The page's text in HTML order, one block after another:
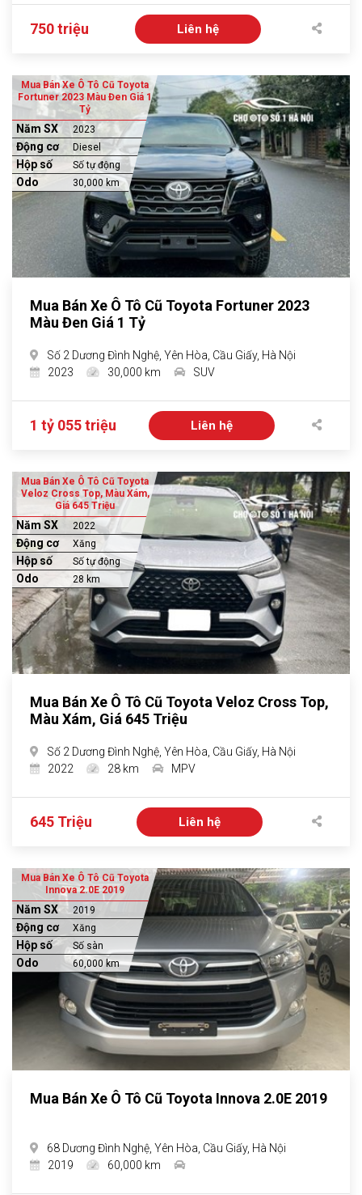
750 triệu Liên hệ
Mua Bán Xe Ô Tô Cũ Toyota
Fortuner 2023 Màu Đen Giá 1
Tỷ
Năm SX 2023
Động cơ Diesel
Hộp số Số tự động
Odo 30,000 km
Mua Bán Xe Ô Tô Cũ Toyota Fortuner 2023
Màu Đen Giá 1 Tỷ
Số 2 Dương Đình Nghệ, Yên Hòa, Cầu Giấy, Hà Nội
2023
30,000 km SUV
1 tỷ 055 triệu Liên hệ
Mua Bán Xe Ô Tô Cũ Toyota
Veloz Cross Top, Màu Xám,
Giá 645 Triệu
Năm SX 2022
Động cơ Xăng
Hộp số Số tự động
Odo 28 km
Mua Bán Xe Ô Tô Cũ Toyota Veloz Cross Top,
Màu Xám, Giá 645 Triệu
Số 2 Dương Đình Nghệ, Yên Hòa, Cầu Giấy, Hà Nội
2022
28 km MPV
645 Triệu Liên hệ
Mua Bán Xe Ô Tô Cũ Toyota
Innova 2.0E 2019
Năm SX 2019
Động cơ Xăng
Hộp số Số sàn
Odo 60,000 km
Mua Bán Xe Ô Tô Cũ Toyota Innova 2.0E 2019
68 Dương Đình Nghệ, Yên Hòa, Cầu Giấy, Hà Nội
2019
60,000 km